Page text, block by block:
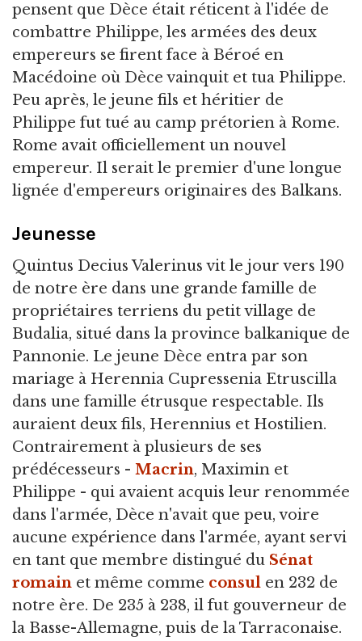
pensent que Dèce était réticent à l'idée de
combattre Philippe, les armées des deux
empereurs se firent face à Béroé en
Macédoine où Dèce vainquit et tua Philippe.
Peu après, le jeune fils et héritier de
Philippe fut tué au camp prétorien à Rome.
Rome avait officiellement un nouvel
empereur. Il serait le premier d'une longue
lignée d'empereurs originaires des Balkans.
Jeunesse
Quintus Decius Valerinus vit le jour vers 190
de notre ère dans une grande famille de
propriétaires terriens du petit village de
Budalia, situé dans la province balkanique de
Pannonie. Le jeune Dèce entra par son
mariage à Herennia Cupressenia Etruscilla
dans une famille étrusque respectable. Ils
auraient deux fils, Herennius et Hostilien.
Contrairement à plusieurs de ses
prédécesseurs - Macrin, Maximin et
Philippe - qui avaient acquis leur renommée
dans l'armée, Dèce n'avait que peu, voire
aucune expérience dans l'armée, ayant servi
en tant que membre distingué du Sénat
romain et même comme consul en 232 de
notre ère. De 235 à 238, il fut gouverneur de
la Basse-Allemagne, puis de la Tarraconaise.